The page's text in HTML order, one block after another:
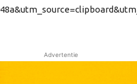
Advertentie